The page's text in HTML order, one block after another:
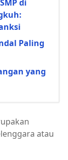
di
Paling
yang
atau